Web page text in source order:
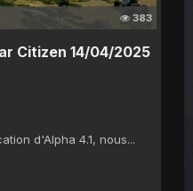
383
Citizen 14/04/2025
d'Alpha 4.1, nous...